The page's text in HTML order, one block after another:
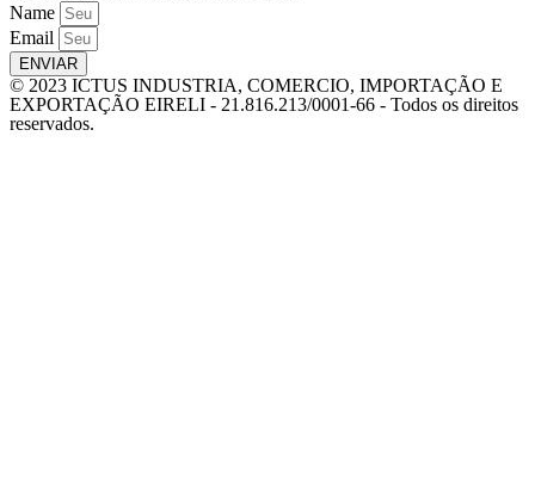
Name
Email
ENVIAR
© 2023 ICTUS INDUSTRIA, COMERCIO, IMPORTAÇÃO E
EXPORTAÇÃO EIRELI - 21.816.213/0001-66 - Todos os direitos
reservados.